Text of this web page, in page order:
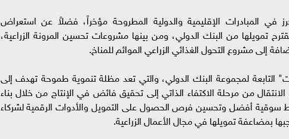
في المبادرات الإقليمية والدولية المطروحة مؤخراً، فضلاً عن استعراض
تمويلها من البنك الدولي، ومن بينها مشروعات تحسين المرونة الزراعية،
إلى مشروع التحول الغذائي الزراعي الموائم للمناخ.
التابعة لمجموعة البنك الدولي، والتي تعد مظلة تنموية طموحة تهدف إلى
على الانتقال من مرحلة الاكتفاء الذاتي إلى تحقيق فائض في الإنتاج من خلال بناء
سوقية أفضل وتحسين فرص الحصول على التمويل والأدوات الرقمية لشركاء
بمضاعفة تمويلها في مجال الأعمال الزراعية.